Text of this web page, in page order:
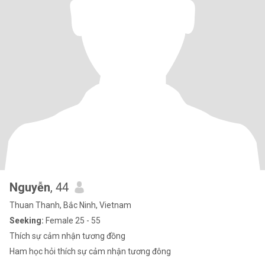
Nguyễn, 44
Thuan Thanh, Bắc Ninh, Vietnam
Seeking: Female 25 - 55
Thích sự cảm nhận tương đồng
Ham học hỏi thích sự cảm nhận tương đông